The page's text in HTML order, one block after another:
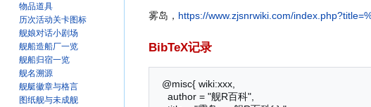
雾岛， https://www.zjsnrwiki.com/
BibTeX记录
物品道具
历次活动关卡图标
舰娘对话小剧场
舰船造船厂一览
舰船归宿一览
舰名溯源
舰艇徽章与格言
图纸舰与未成舰